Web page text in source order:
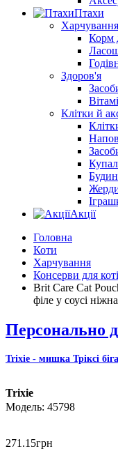
Птахи
Харчування
Корм
Здоров'я
Клітки й
Акції
Головна
Коти
Харчування
Консерви для
Brit Care Cat
філе у соусі
Персонально
Trixie - мишка Тріксі
Trixie
45798
271 .15грн